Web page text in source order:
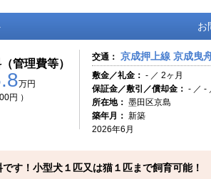
お
管理費等）
万円
円 ）
交通： 京成押上線 京成曳
敷金／礼金： - ／ 2ヶ月
保証金／敷引／償却金： - ／ -
所在地： 墨田区京島
築年月： 新築
2026年6月
す！小型犬１匹又は猫１匹まで飼育可能！